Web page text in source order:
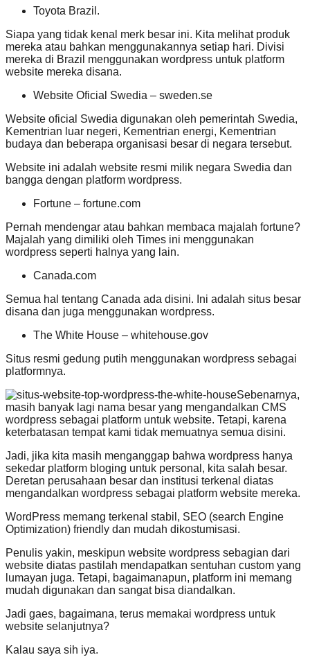
Toyota Brazil.
Siapa yang tidak kenal merk besar ini. Kita melihat produk
mereka atau bahkan menggunakannya setiap hari. Divisi
mereka di Brazil menggunakan wordpress untuk platform
website mereka disana.
Website Oficial Swedia – sweden.se
Website oficial Swedia digunakan oleh pemerintah Swedia,
Kementrian luar negeri, Kementrian energi, Kementrian
budaya dan beberapa organisasi besar di negara tersebut.
Website ini adalah website resmi milik negara Swedia dan
bangga dengan platform wordpress.
Fortune – fortune.com
Pernah mendengar atau bahkan membaca majalah fortune?
Majalah yang dimiliki oleh Times ini menggunakan
wordpress seperti halnya yang lain.
Canada.com
Semua hal tentang Canada ada disini. Ini adalah situs besar
disana dan juga menggunakan wordpress.
The White House – whitehouse.gov
Situs resmi gedung putih menggunakan wordpress sebagai
platformnya.
Sebenarnya,
masih banyak lagi nama besar yang mengandalkan CMS
wordpress sebagai platform untuk website. Tetapi, karena
keterbatasan tempat kami tidak memuatnya semua disini.
Jadi, jika kita masih menganggap bahwa wordpress hanya
sekedar platform bloging untuk personal, kita salah besar.
Deretan perusahaan besar dan institusi terkenal diatas
mengandalkan wordpress sebagai platform website mereka.
WordPress memang terkenal stabil, SEO (search Engine
Optimization) friendly dan mudah dikostumisasi.
Penulis yakin, meskipun website wordpress sebagian dari
website diatas pastilah mendapatkan sentuhan custom yang
lumayan juga. Tetapi, bagaimanapun, platform ini memang
mudah digunakan dan sangat bisa diandalkan.
Jadi gaes, bagaimana, terus memakai wordpress untuk
website selanjutnya?
Kalau saya sih iya.